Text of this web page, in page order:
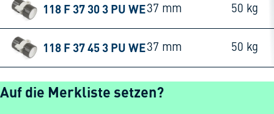
118 F 37 30 3 PU WE37 mm 50 kg
118 F 37 45 3 PU WE37 mm 50 kg
Auf die Merkliste setzen?